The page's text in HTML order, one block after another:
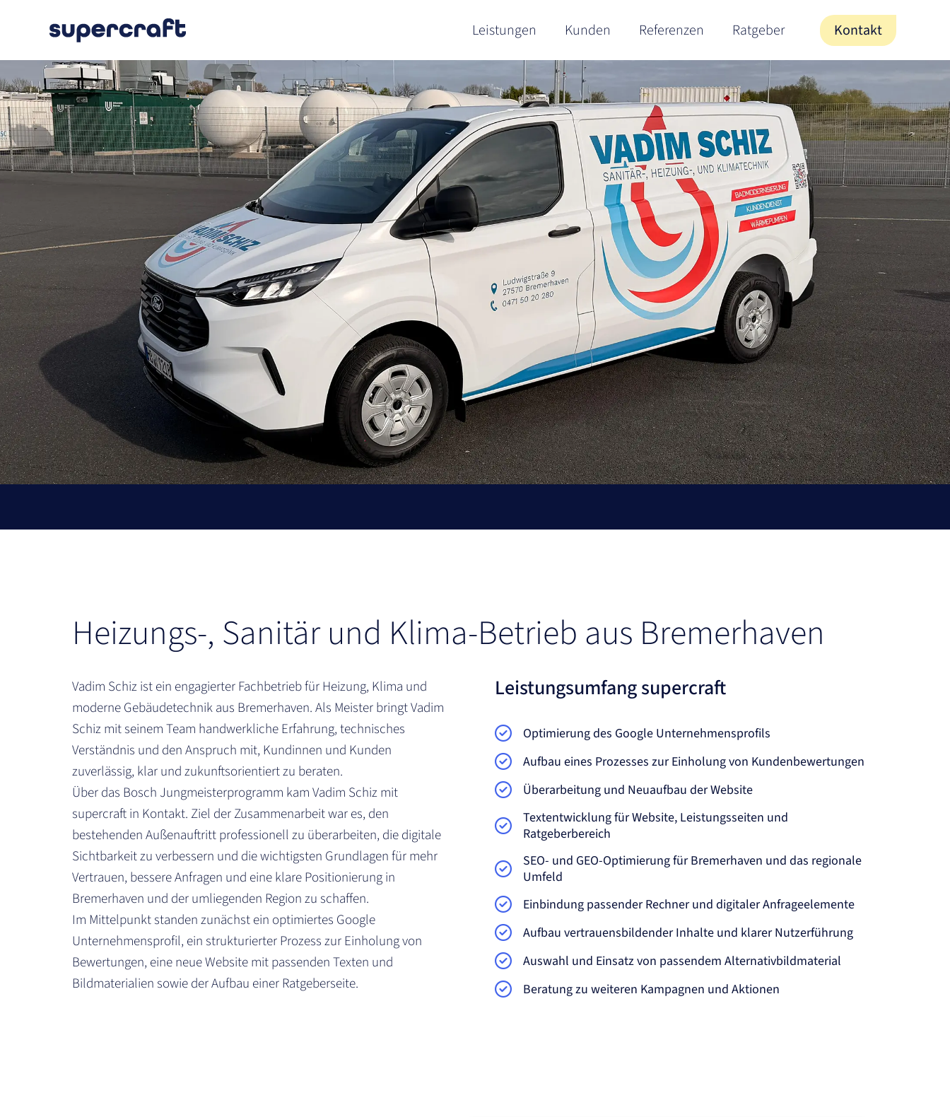
Leistungen Kunden Referenzen Ratgeber Kontakt
Heizungs-, Sanitär und Klima-Betrieb aus Bremerhaven
Vadim Schiz ist ein engagierter Fachbetrieb für Heizung, Klima und
moderne Gebäudetechnik aus Bremerhaven. Als Meister bringt Vadim
Schiz mit seinem Team handwerkliche Erfahrung, technisches
Verständnis und den Anspruch mit, Kundinnen und Kunden
zuverlässig, klar und zukunftsorientiert zu beraten.
Über das Bosch Jungmeisterprogramm kam Vadim Schiz mit
supercraft in Kontakt. Ziel der Zusammenarbeit war es, den
bestehenden Außenauftritt professionell zu überarbeiten, die digitale
Sichtbarkeit zu verbessern und die wichtigsten Grundlagen für mehr
Vertrauen, bessere Anfragen und eine klare Positionierung in
Bremerhaven und der umliegenden Region zu schaffen.
Im Mittelpunkt standen zunächst ein optimiertes Google
Unternehmensprofil, ein strukturierter Prozess zur Einholung von
Bewertungen, eine neue Website mit passenden Texten und
Bildmaterialien sowie der Aufbau einer Ratgeberseite.
Leistungsumfang supercraft
Optimierung des Google Unternehmensprofils
Aufbau eines Prozesses zur Einholung von Kundenbewertungen
Überarbeitung und Neuaufbau der Website
Textentwicklung für Website, Leistungsseiten und
Ratgeberbereich
SEO- und GEO-Optimierung für Bremerhaven und das regionale
Umfeld
Einbindung passender Rechner und digitaler Anfrageelemente
Aufbau vertrauensbildender Inhalte und klarer Nutzerführung
Auswahl und Einsatz von passendem Alternativbildmaterial
Beratung zu weiteren Kampagnen und Aktionen